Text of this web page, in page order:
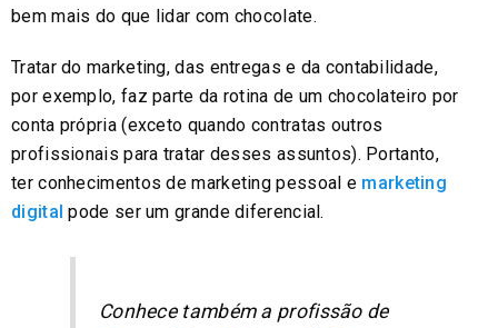
bem mais do que lidar com chocolate.
Tratar do marketing, das entregas e da contabilidade,
por exemplo, faz parte da rotina de um chocolateiro por
conta própria (exceto quando contratas outros
profissionais para tratar desses assuntos). Portanto,
ter conhecimentos de marketing pessoal e marketing
digital pode ser um grande diferencial.
Conhece também a profissão de